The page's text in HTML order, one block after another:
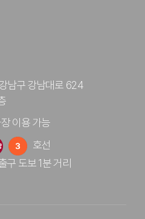
남구 강남대로 624
이용 가능
호선
구 도보 1분 거리